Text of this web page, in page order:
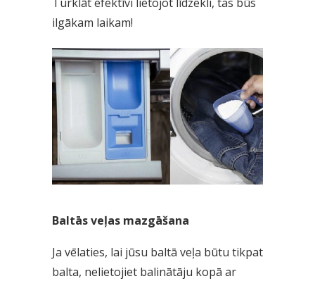
ilgākam laikam!
Baltās veļas mazgāšana
Ja vēlaties, lai jūsu baltā veļa būtu tikpat
balta, nelietojiet balinātāju kopā ar